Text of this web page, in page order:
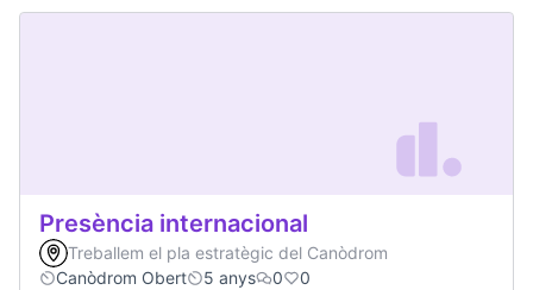
Presència internacional
Treballem el pla estratègic del Canòdrom
Canòdrom Obert
5 anys 0 0